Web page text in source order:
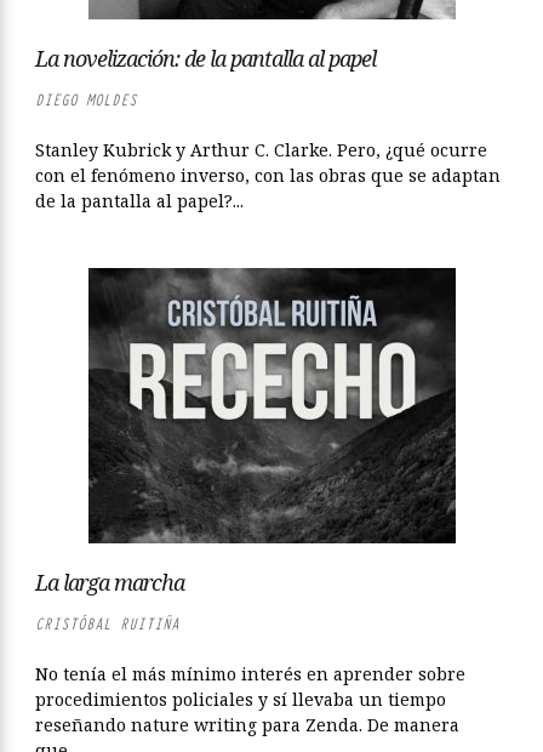
La novelización: de la pantalla al papel
DIEGO MOLDES
Stanley Kubrick y Arthur C. Clarke. Pero, ¿qué ocurre
con el fenómeno inverso, con las obras que se adaptan
de la pantalla al papel?...
La larga marcha
CRISTÓBAL RUITIÑA
No tenía el más mínimo interés en aprender sobre
procedimientos policiales y sí llevaba un tiempo
reseñando nature writing para Zenda. De manera